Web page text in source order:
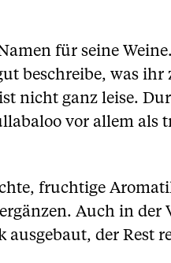
für seine
beschreibe, was
nicht ganz leise.
vor allem als
fruchtige
Auch in
der Rest